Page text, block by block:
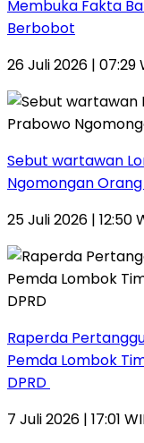
Membuka Fakta
Berbobot
26 Juli 2026 | 07:29
Sebut wartawan
Ngomongan
25 Juli 2026 | 12:50
Raperda
Pemda Lombok
DPRD
7 Juli 2026 | 17:01